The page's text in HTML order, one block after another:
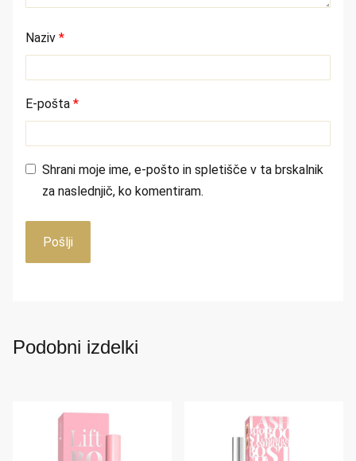
Naziv *
E-pošta *
Shrani moje ime, e-pošto in spletišče v ta brskalnik
za naslednjič, ko komentiram.
Podobni izdelki